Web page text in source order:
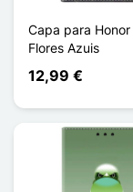
Capa para Honor
Flores Azuis
12,99 €